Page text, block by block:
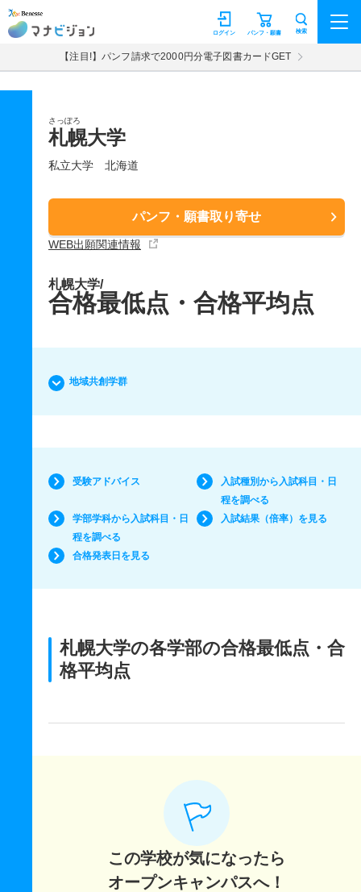
マナビジョン パンフ・願書
ログイン 検索
【注目!】パンフ請求で2000円分電子図書カードGET
さっぽろ
札幌大学
私立大学 北海道
パンフ・願書取り寄せ
WEB出願関連情報
札幌大学/
合格最低点・合格平均点
地域共創学群
受験アドバイス
入試種別から入試科目・日
程を調べる
学部学科から入試科目・日
程を調べる
入試結果（倍率）を見る
合格発表日を見る
札幌大学の各学部の合格最低点・合
格平均点
この学校が気になったら
オープンキャンパスへ！